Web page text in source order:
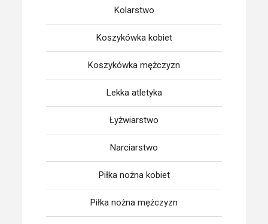
Kolarstwo
Koszykówka kobiet
Koszykówka mężczyzn
Lekka atletyka
Łyżwiarstwo
Narciarstwo
Piłka nożna kobiet
Piłka nożna mężczyzn